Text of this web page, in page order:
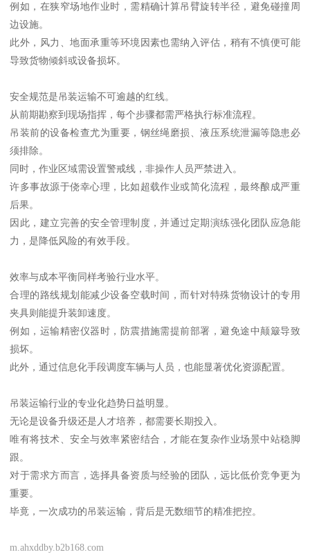
例如，在狭窄场地作业时，需精确计算吊臂旋转半径，避免碰撞周
边设施。
此外，风力、地面承重等环境因素也需纳入评估，稍有不慎便可能
导致货物倾斜或设备损坏。
安全规范是吊装运输不可逾越的红线。
从前期勘察到现场指挥，每个步骤都需严格执行标准流程。
吊装前的设备检查尤为重要，钢丝绳磨损、液压系统泄漏等隐患必
须排除。
同时，作业区域需设置警戒线，非操作人员严禁进入。
许多事故源于侥幸心理，比如超载作业或简化流程，最终酿成严重
后果。
因此，建立完善的安全管理制度，并通过定期演练强化团队应急能
力，是降低风险的有效手段。
效率与成本平衡同样考验行业水平。
合理的路线规划能减少设备空载时间，而针对特殊货物设计的专用
夹具则能提升装卸速度。
例如，运输精密仪器时，防震措施需提前部署，避免途中颠簸导致
损坏。
此外，通过信息化手段调度车辆与人员，也能显著优化资源配置。
吊装运输行业的专业化趋势日益明显。
无论是设备升级还是人才培养，都需要长期投入。
唯有将技术、安全与效率紧密结合，才能在复杂作业场景中站稳脚
跟。
对于需求方而言，选择具备资质与经验的团队，远比低价竞争更为
重要。
毕竟，一次成功的吊装运输，背后是无数细节的精准把控。
m.ahxddby.b2b168.com